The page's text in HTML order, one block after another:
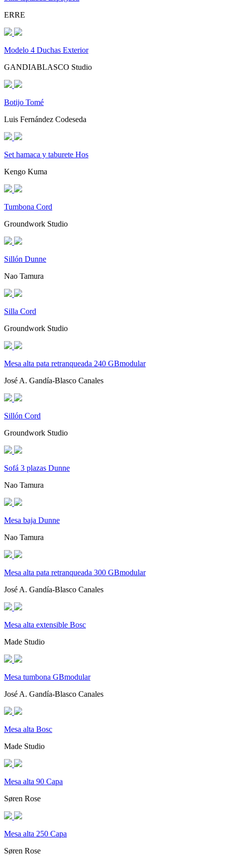
ERRE
Modelo 4 Duchas Exterior
GANDIABLASCO Studio
Botijo Tomé
Luis Fernández Codeseda
Set hamaca y taburete Hos
Kengo Kuma
Tumbona Cord
Groundwork Studio
Sillón Dunne
Nao Tamura
Silla Cord
Groundwork Studio
Mesa alta pata retranqueada 240 GBmodular
José A. Gandía-Blasco Canales
Sillón Cord
Groundwork Studio
Sofá 3 plazas Dunne
Nao Tamura
Mesa baja Dunne
Nao Tamura
Mesa alta pata retranqueada 300 GBmodular
José A. Gandía-Blasco Canales
Mesa alta extensible Bosc
Made Studio
Mesa tumbona GBmodular
José A. Gandía-Blasco Canales
Mesa alta Bosc
Made Studio
Mesa alta 90 Capa
Søren Rose
Mesa alta 250 Capa
Søren Rose